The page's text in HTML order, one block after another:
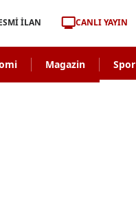
İLAN CANLI YAYIN
Magazin Spor